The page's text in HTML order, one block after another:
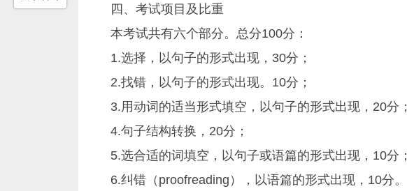
四、考试项目及比重
本考试共有六个部分。总分100分：
1.选择，以句子的形式出现，30分；
2.找错，以句子的形式出现。10分；
3.用动词的适当形式填空，以句子的形式出现，20分；
4.句子结构转换，20分；
5.选合适的词填空，以句子或语篇的形式出现，10分；
6.纠错（proofreading），以语篇的形式出现，10分。